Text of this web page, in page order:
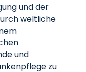
und der
weltliche
und
zu